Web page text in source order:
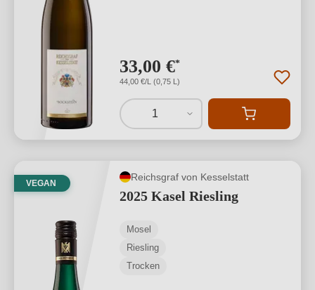
33,00 €*
44,00 €/L (0,75 L)
1
VEGAN
Reichsgraf von Kesselstatt
2025 Kasel Riesling
Mosel
Riesling
Trocken